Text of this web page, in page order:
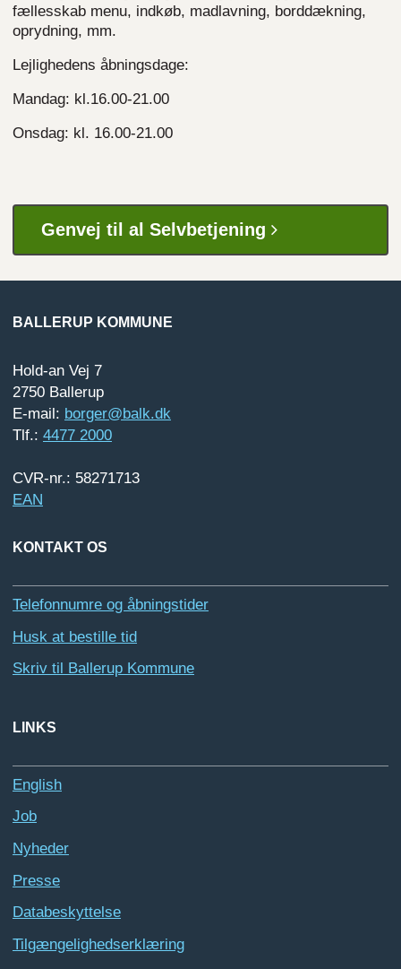
fællesskab menu, indkøb, madlavning, borddækning,
oprydning, mm.
Lejlighedens åbningsdage:
Mandag: kl.16.00-21.00
Onsdag: kl. 16.00-21.00
Genvej til al Selvbetjening
BALLERUP KOMMUNE
Hold-an Vej 7
2750 Ballerup
E-mail: borger@balk.dk
Tlf.: 4477 2000
CVR-nr.: 58271713
EAN
KONTAKT OS
Telefonnumre og åbningstider
Husk at bestille tid
Skriv til Ballerup Kommune
LINKS
English
Job
Nyheder
Presse
Databeskyttelse
Tilgængelighedserklæring